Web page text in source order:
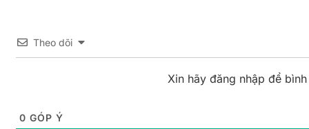
Theo dõi
Xin hãy đăng nhập để bình
0 GÓP Ý